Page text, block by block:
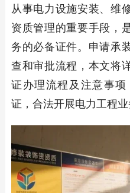
从事电力设施安装、维
资质管理的重要手段，
务的必备证件。申请承
查和审批流程，本文将
证办理流程及注意事
证，合法开展电力工程业